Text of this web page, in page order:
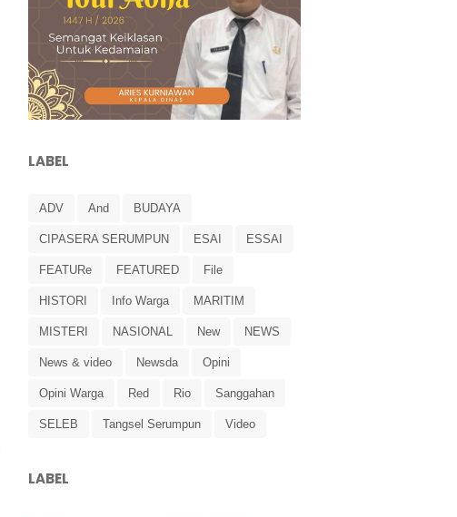
LABEL
ADV And BUDAYA
CIPASERA SERUMPUN ESAI ESSAI
FEATURe FEATURED File
HISTORI Info Warga MARITIM
MISTERI NASIONAL New NEWS
News & video Newsda Opini
Opini Warga Red Rio Sanggahan
SELEB Tangsel Serumpun Video
LABEL